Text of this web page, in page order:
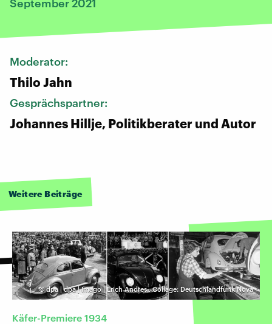
September 2021
Moderator:
Thilo Jahn
Gesprächspartner:
Johannes Hillje, Politikberater und Autor
Weitere Beiträge
©dpa | dpa | Imago | Erich Andres,Collage: Deutschlandfunk Nova
Käfer-Premiere 1934